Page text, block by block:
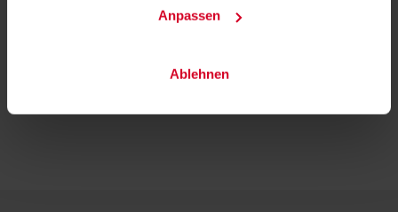
Anpassen
Ablehnen
ZURÜCK ZUM AUSSTELLER